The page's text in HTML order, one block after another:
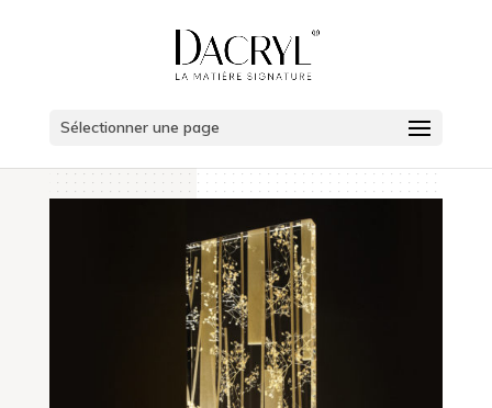
Sélectionner une page